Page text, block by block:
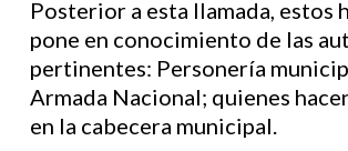
Posterior a esta llamada, estos
pone en conocimiento de las
pertinentes: Personería
Armada Nacional; quienes
en la cabecera municipal.